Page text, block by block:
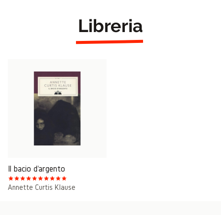
Libreria
Il bacio d'argento
Annette Curtis Klause